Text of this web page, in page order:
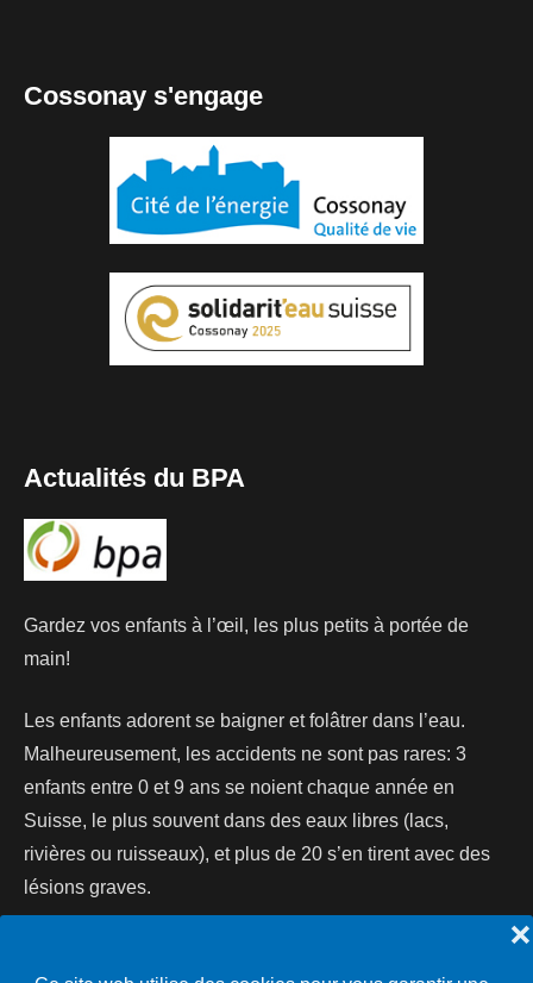
❌
Cossonay s'engage
Actualités du BPA
Gardez vos enfants à l’œil, les plus petits à portée de
main!
Les enfants adorent se baigner et folâtrer dans l’eau.
Malheureusement, les accidents ne sont pas rares: 3
enfants entre 0 et 9 ans se noient chaque année en
Suisse, le plus souvent dans des eaux libres (lacs,
rivières ou ruisseaux), et plus de 20 s’en tirent avec des
lésions graves.